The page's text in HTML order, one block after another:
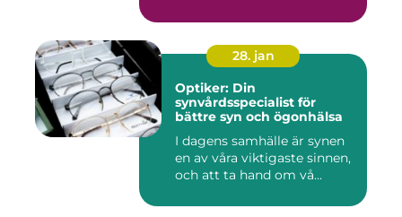
28. jan
Optiker: Din
synvårdsspecialist för
bättre syn och ögonhälsa
I dagens samhälle är synen
en av våra viktigaste sinnen,
och att ta hand om vå...